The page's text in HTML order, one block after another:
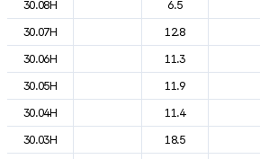
30.08H
6.5
30.07H
12.8
30.06H
11.3
30.05H
11.9
30.04H
11.4
30.03H
18.5